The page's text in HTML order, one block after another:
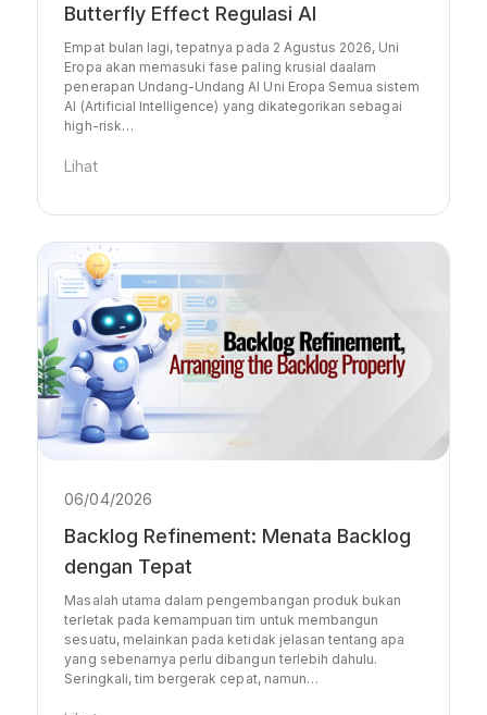
Butterfly Effect Regulasi AI
Empat bulan lagi, tepatnya pada 2 Agustus 2026, Uni
Eropa akan memasuki fase paling krusial daalam
penerapan Undang-Undang AI Uni Eropa Semua sistem
AI (Artificial Intelligence) yang dikategorikan sebagai
high-risk…
Lihat
06/04/2026
Backlog Refinement: Menata Backlog
dengan Tepat
Masalah utama dalam pengembangan produk bukan
terletak pada kemampuan tim untuk membangun
sesuatu, melainkan pada ketidak jelasan tentang apa
yang sebenarnya perlu dibangun terlebih dahulu.
Seringkali, tim bergerak cepat, namun…